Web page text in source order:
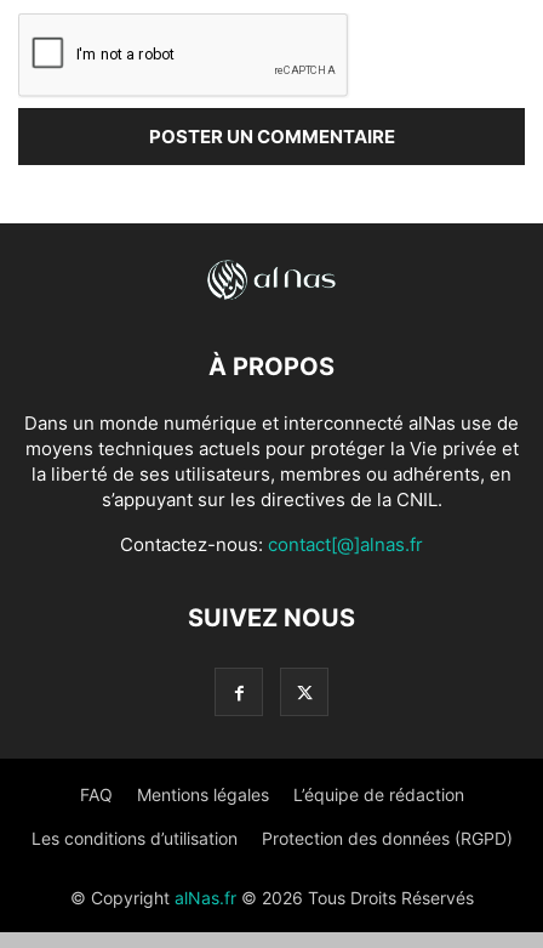
À PROPOS
Dans un monde numérique et interconnecté alNas use de
moyens techniques actuels pour protéger la Vie privée et
la liberté de ses utilisateurs, membres ou adhérents, en
s’appuyant sur les directives de la CNIL.
Contactez-nous: contact[@]alnas.fr
SUIVEZ NOUS
FAQ Mentions légales L’équipe de rédaction
Les conditions d’utilisation Protection des données (RGPD)
© Copyright alNas.fr© 2026 Tous Droits Réservés